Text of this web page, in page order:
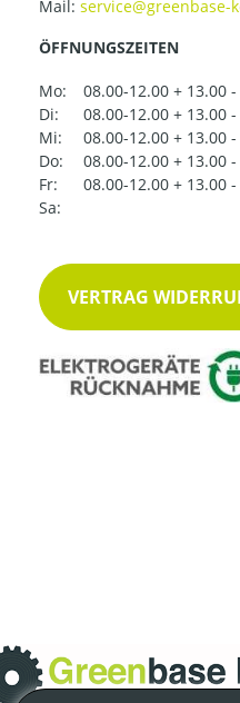
Mail:
ÖFFNUNGSZEITEN
Mo:
08.00-12.00 + 13.00
Di:
08.00-12.00 + 13.00
Mi:
08.00-12.00 + 13.00
Do:
08.00-12.00 + 13.00
Fr:
08.00-12.00 + 13.00
Sa:
VERTRAG